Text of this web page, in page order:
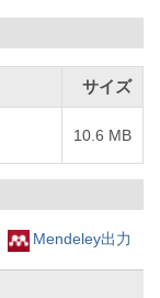
サイズ
10.6 MB
Mendeley出力